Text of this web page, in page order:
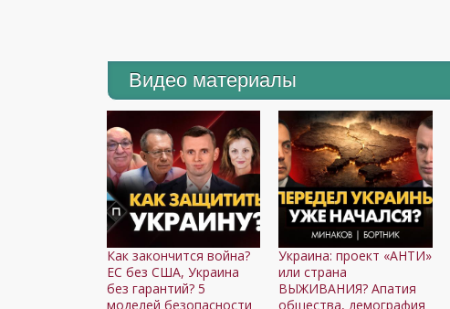
Видео материалы
Как закончится война?
ЕС без США, Украина
без гарантий? 5
моделей безопасности
Украина: проект «АНТИ»
или страна
ВЫЖИВАНИЯ? Апатия
общества, демография